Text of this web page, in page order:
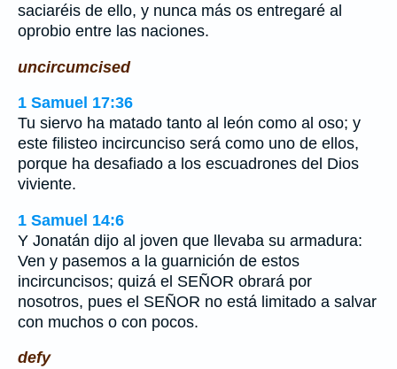
saciaréis de ello, y nunca más os entregaré al
oprobio entre las naciones.
uncircumcised
1 Samuel 17:36
Tu siervo ha matado tanto al león como al oso; y
este filisteo incircunciso será como uno de ellos,
porque ha desafiado a los escuadrones del Dios
viviente.
1 Samuel 14:6
Y Jonatán dijo al joven que llevaba su armadura:
Ven y pasemos a la guarnición de estos
incircuncisos; quizá el SEÑOR obrará por
nosotros, pues el SEÑOR no está limitado a salvar
con muchos o con pocos.
defy